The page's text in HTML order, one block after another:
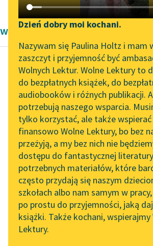
Katalog DAISY
Podkasty o książkach
Zgłoś
Aktualności
„Prokurator Alicja Horn”
do słuchania
Byliśmy częścią AI Impact
Lab
Zapraszamy na spotkanie
online z tłumaczkami
literatury skandynawskiej
Spotkanie z Katarzyną
Tunkiel w Oslo
102. lata temu zmarł
Joseph Conrad
Mapa
API
OAI-
Widget
Dzień dobry moi kochani.
Nazywam się Paulina Holtz i mam
zaszczyt i przyjemność być
Wolnych Lektur. Wolne Lektury to
do bezpłatnych książek, do
audiobooków i różnych publikacji.
potrzebują naszego wsparcia.
tylko korzystać, ale także wspierać
finansowo Wolne Lektury, bo bez
przeżyją, a my bez nich nie
dostępu do fantastycznej
potrzebnych materiałów, które
często przydają się naszym
szkołach albo nam samym w
po prostu do przyjemności, jaką
książki. Także kochani, wspierajmy
Lektury.
wiersze Fryderyka Hölderlina
Fryderyk
Kiedy
nocą,
A nad
Od
ociężałe,
Upojne...